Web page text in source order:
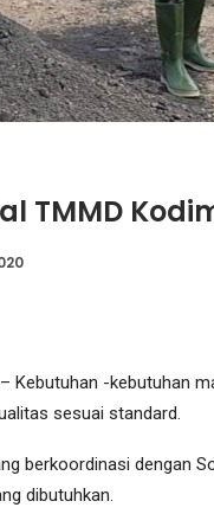
TMMD
Kebutuhan -kebutuhan
sesuai standard.
berkoordinasi dengan
dibutuhkan.